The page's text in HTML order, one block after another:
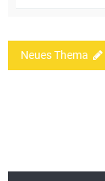
Neues Thema